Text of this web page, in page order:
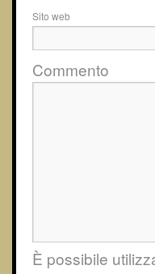
Sito web
Commento
È possibile